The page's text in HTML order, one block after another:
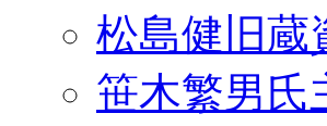
松島健旧蔵
笹木繁男氏